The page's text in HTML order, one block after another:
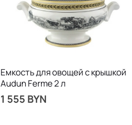
Емкость для овощей с крышкой
Audun Ferme 2 л
1 555 BYN